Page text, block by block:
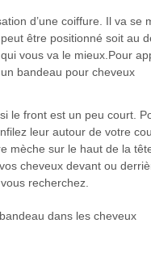
d’une coiffure. Il va
être positionné soit au
vous va le mieux.Pour
le front est un peu court.
leur autour de votre
sur le haut de la
cheveux devant ou
recherchez.